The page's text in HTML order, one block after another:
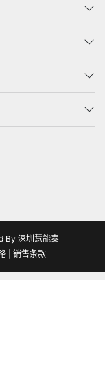
By 深圳慧能泰
销售条款